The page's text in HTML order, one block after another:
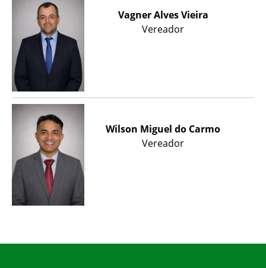
Vagner Alves Vieira
Vereador
Wilson Miguel do Carmo
Vereador